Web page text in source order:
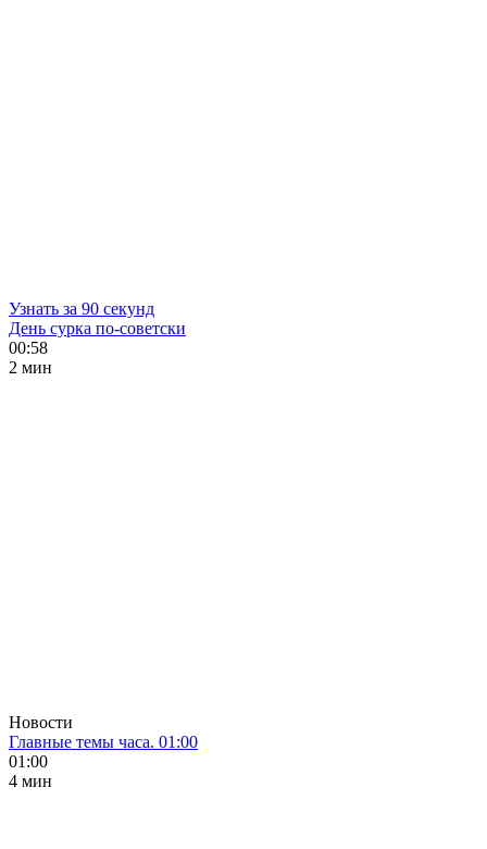
Узнать за 90 секунд
День сурка по-советски
00:58
2 мин
Новости
Главные темы часа. 01:00
01:00
4 мин